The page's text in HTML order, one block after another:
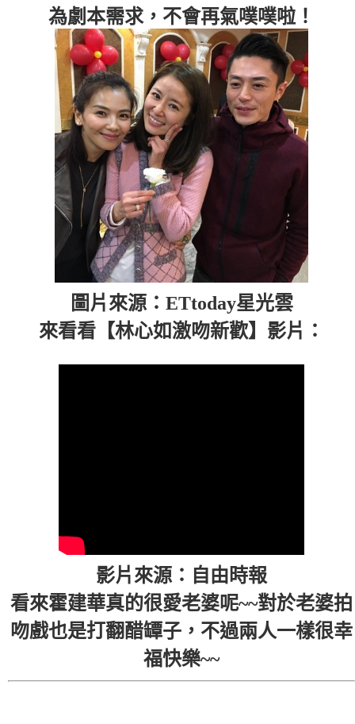
為劇本需求，不會再氣噗噗啦！
圖片來源：ETtoday星光雲
來看看【林心如激吻新歡】影片：
影片來源：自由時報
看來霍建華真的很愛老婆呢~~對於老婆拍
吻戲也是打翻醋罈子，不過兩人一樣很幸
福快樂~~